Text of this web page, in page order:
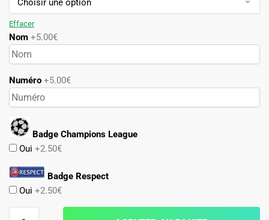
était :
est :
Effacer
Nom +5.00€
Numéro +5.00€
Badge Champions League
Oui +2.50€
Badge Respect
Oui +2.50€